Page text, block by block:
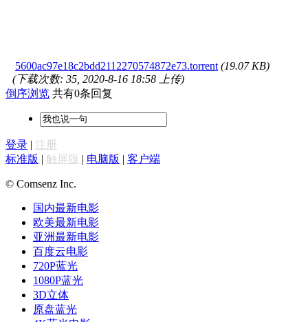
5600ac97e18c2bdd2112270574872e73.torrent (19.07 KB)
(下载次数: 35, 2020-8-16 18:58 上传)
倒序浏览 共有0条回复
登录 | 注册
标准版 | 触屏版 | 电脑版 | 客户端
© Comsenz Inc.
国内最新电影
欧美最新电影
亚洲最新电影
百度云电影
720P蓝光
1080P蓝光
3D立体
原盘蓝光